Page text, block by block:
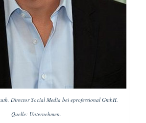
Director Social Media bei eprofessional GmbH.
Quelle: Unternehmen.